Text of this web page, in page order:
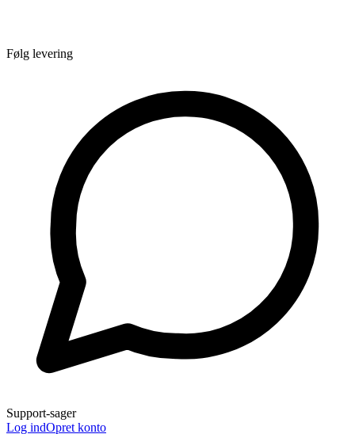
Følg levering
Support-sager
Log indOpret konto